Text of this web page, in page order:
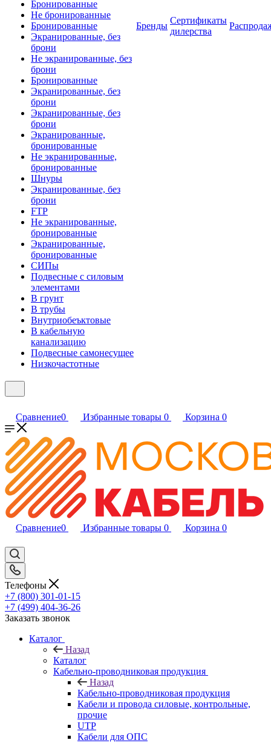
Бронированные
Не бронированные
Бронированные
Экранированные, без
брони
Не экранированные, без
брони
Бронированные
Экранированные, без
брони
Экранированные, без
брони
Экранированные,
бронированные
Не экранированные,
бронированные
Шнуры
Экранированные, без
брони
FTP
Не экранированные,
бронированные
Экранированные,
бронированные
СИПы
Подвесные с силовым
элементами
В грунт
В трубы
Внутриобеъктовые
В кабельную
канализацию
Подвесные самонесущее
Низкочастотные
Бренды
Сертификаты
дилерства
Сравнение0 Избранные товары 0 Корзина 0
Сравнение0 Избранные товары 0 Корзина 0
Телефоны
+7 (800) 301-01-15
+7 (499) 404-36-26
Заказать звонок
Каталог
Назад
Каталог
Кабельно-проводниковая продукция
Назад
Кабельно-проводниковая продукция
Кабели и провода силовые, контрольные,
прочие
UTP
Кабели для ОПС